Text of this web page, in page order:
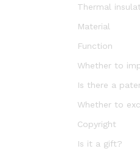
Thermal
Material
Function
Whether to
Is there a
Whether to
Copyright
Is it a gift?